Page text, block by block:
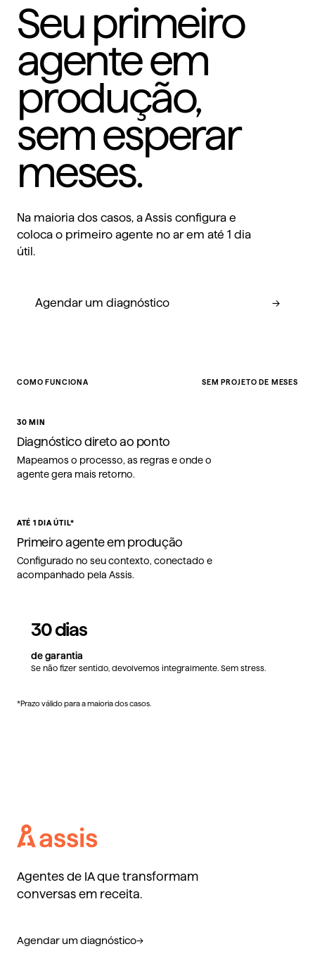
Seu primeiro
agente em
produção,
sem esperar
meses.
Na maioria dos casos, a Assis configura e
coloca o primeiro agente no ar em até 1 dia
útil.
Agendar um diagnóstico →
COMO FUNCIONA SEM PROJETO DE MESES
30 MIN
Diagnóstico direto ao ponto
Mapeamos o processo, as regras e onde o
agente gera mais retorno.
ATÉ 1 DIA ÚTIL*
Primeiro agente em produção
Configurado no seu contexto, conectado e
acompanhado pela Assis.
30 dias
de garantia
Se não fizer sentido, devolvemos integralmente. Sem stress.
*Prazo válido para a maioria dos casos.
Agentes de IA que transformam
conversas em receita.
Agendar um diagnóstico→